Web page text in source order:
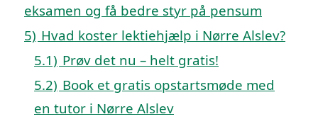
eksamen og få bedre styr på pensum
5) Hvad koster lektiehjælp i Nørre Alslev?
5.1) Prøv det nu – helt gratis!
5.2) Book et gratis opstartsmøde med
en tutor i Nørre Alslev